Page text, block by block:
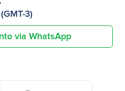
3)
via WhatsApp